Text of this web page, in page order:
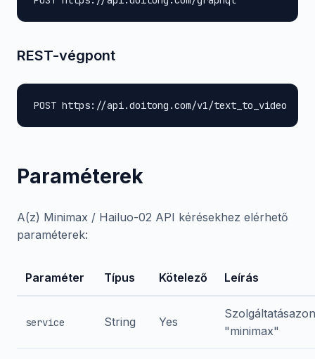
REST-végpont
POST https://api.doitong.com/v1/text_to_video
Paraméterek
A(z) Minimax / Hailuo-02 API kérésekhez elérhető
paraméterek:
Paraméter Típus Kötelező Leírás
service String Yes
"minimax"